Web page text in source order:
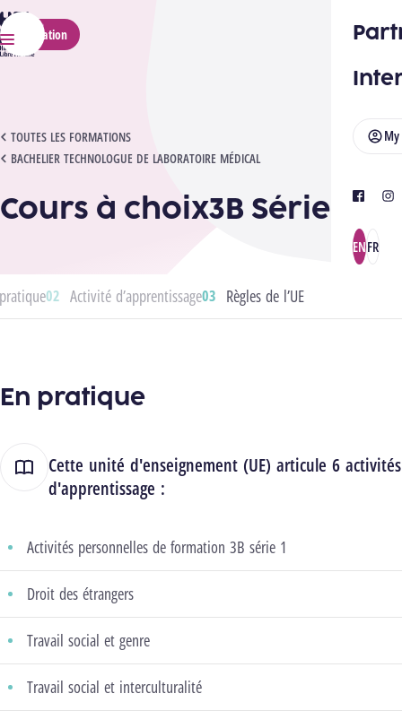
HELMo
Menu
My
facebook
ENFR
Application
TOUTES LES FORMATIONS
BACHELIER TECHNOLOGUE DE LABORATOIRE MÉDICAL
COURS À CHOIX3B SÉRIE 1
Cours à choix3B Série 1
Activité d’apprentissage Règles de l’UE
En pratique
Cette unité d'enseignement (UE) articule 6 activités
d'apprentissage :
Activités personnelles de formation 3B série 1
Droit des étrangers
Travail social et genre
Travail social et interculturalité